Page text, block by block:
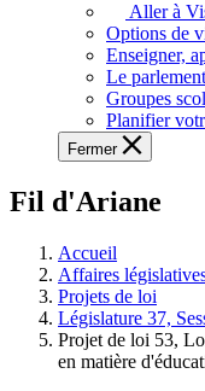
voir,
apprendre
et
à
à
législative.
Aller à
Options de
Enseigner,
Le
Groupes
Planifier
Fermer
Fil d'Ariane
Accueil
Affaires
Projets de loi
Législature 37,
Projet de loi 53,
en matière